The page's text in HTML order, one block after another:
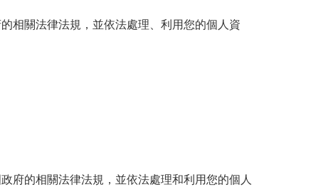
關法律法規，並依法處理、利用您的個人資
的相關法律法規，並依法處理和利用您的個人